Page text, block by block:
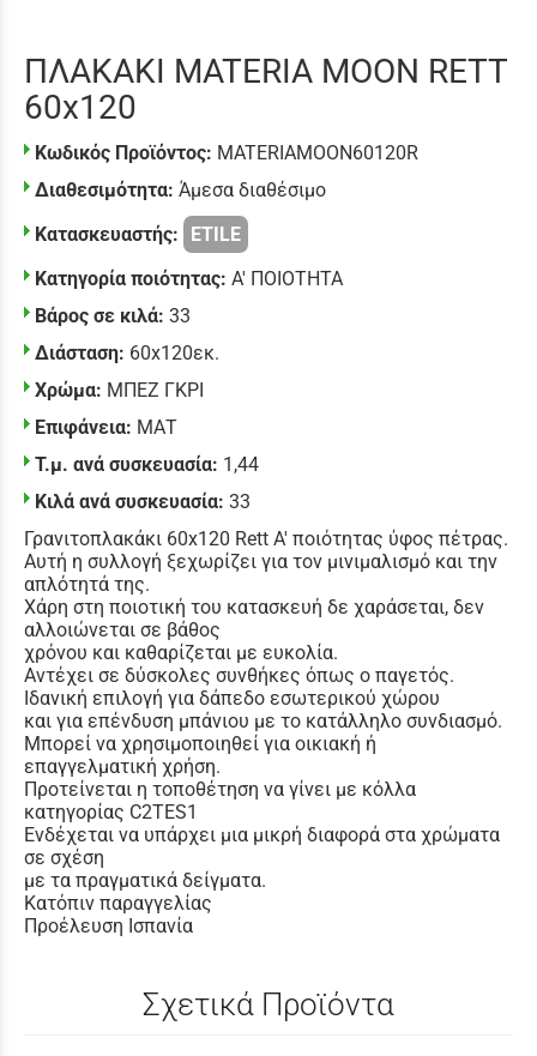
ΠΛΑΚΑΚΙ MATERIA MOON RETT
60x120
Κωδικός Προϊόντος: MATERIAMOON60120R
Διαθεσιμότητα: Άμεσα διαθέσιμο
Κατασκευαστής:
ETILE
Κατηγορία ποιότητας: Α' ΠΟΙΟΤΗΤΑ
Βάρος σε κιλά: 33
Διάσταση: 60x120εκ.
Χρώμα: ΜΠΕΖ ΓΚΡΙ
Επιφάνεια: ΜΑΤ
Τ.μ. ανά συσκευασία: 1,44
Κιλά ανά συσκευασία: 33
Γρανιτοπλακάκι 60x120 Rett Α' ποιότητας ύφος πέτρας.
Αυτή η συλλογή ξεχωρίζει για τον μινιμαλισμό και την
απλότητά της.
Χάρη στη ποιοτική του κατασκευή δε χαράσεται, δεν
αλλοιώνεται σε βάθος
χρόνου και καθαρίζεται με ευκολία.
Αντέχει σε δύσκολες συνθήκες όπως ο παγετός.
Ιδανική επιλογή για δάπεδο εσωτερικού χώρου
και για επένδυση μπάνιου με το κατάλληλο συνδιασμό.
Μπορεί να χρησιμοποιηθεί για οικιακή ή
επαγγελματική χρήση.
Προτείνεται η τοποθέτηση να γίνει με κόλλα
κατηγορίας C2TES1
Ενδέχεται να υπάρχει μια μικρή διαφορά στα χρώματα
σε σχέση
με τα πραγματικά δείγματα.
Κατόπιν παραγγελίας
Προέλευση Ισπανία
Σχετικά Προϊόντα